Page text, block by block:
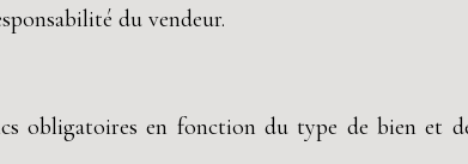
du vendeur.
obligatoires en fonction du type de bien et